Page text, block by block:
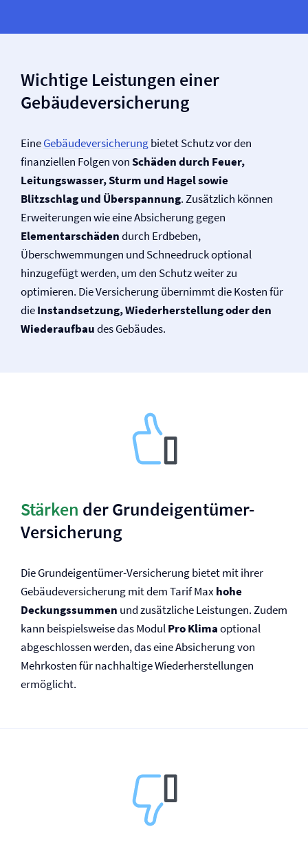
Wichtige Leistungen einer
Gebäude­versicherung
EineGebäude­versicherungbietet Schutz vor den
finanziellen Folgen vonSchäden durch Feuer,
Leitungswasser, Sturm und Hagel sowie
Blitzschlag und Überspannung. Zusätzlich können
Erweiterungen wie eine Absicherung gegen
Elementarschädendurch Erdbeben,
Überschwemmungen und Schneedruck optional
hinzugefügt werden, um den Schutz weiter zu
optimieren. Die Versicherung übernimmt die Kosten für
dieInstandsetzung, Wiederherstellung oder den
Wiederaufbaudes Gebäudes.
Stärken der Grundeigentümer-
Versicherung
Die Grundeigentümer-Versicherung bietet mit ihrer
Gebäude­versicherung mit dem Tarif Max hohe
Deckungssummen und zusätzliche Leistungen. Zudem
kann beispielsweise das ModulPro Klimaoptional
abgeschlossen werden, das eine Absicherung von
Mehrkosten für nachhaltige Wiederherstellungen
ermöglicht.